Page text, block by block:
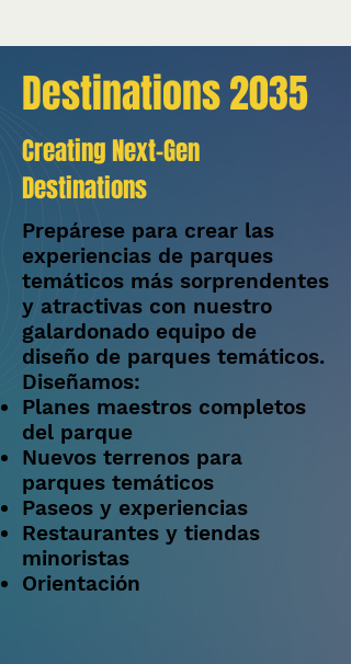
Destinations 2035
Creating Next-Gen
Destinations
Prepárese para crear las
experiencias de parques
temáticos más sorprendentes
y atractivas con nuestro
galardonado equipo de
diseño de parques temáticos.
Diseñamos:
Planes maestros completos
del parque
Nuevos terrenos para
parques temáticos
Paseos y experiencias
Restaurantes y tiendas
minoristas
Orientación